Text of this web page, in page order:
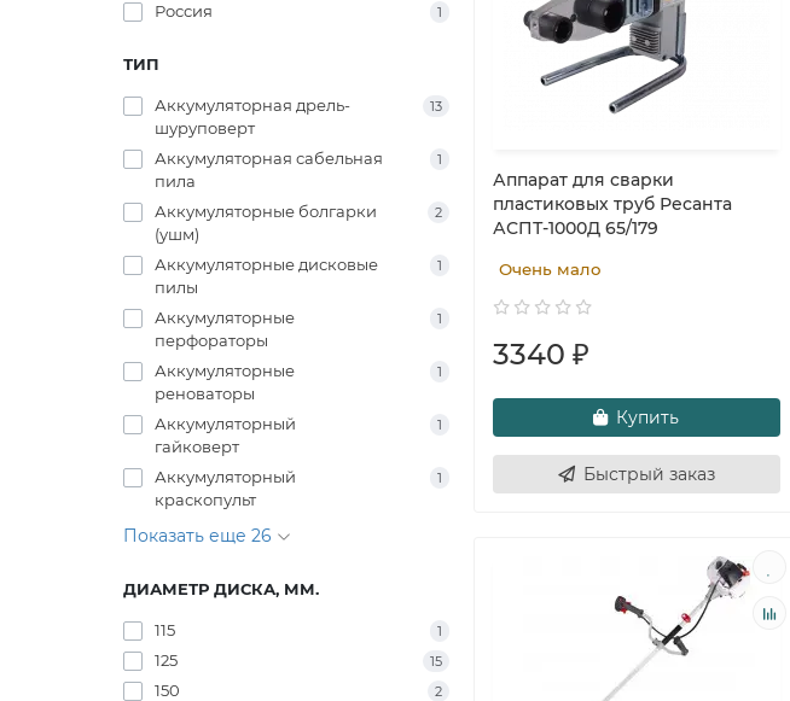
Россия 1
ТИП
Аккумуляторная дрель-
шуруповерт
13
Аккумуляторная сабельная
пила
1
Аккумуляторные болгарки
(ушм)
2
Аккумуляторные дисковые
пилы
1
Аккумуляторные
перфораторы
1
Аккумуляторные
реноваторы
1
Аккумуляторный
гайковерт
1
Аккумуляторный
краскопульт
1
Показать еще 26
ДИАМЕТР ДИСКА, ММ.
115 1
125 15
150 2
Аппарат для сварки
пластиковых труб Ресанта
АСПТ-1000Д 65/179
Очень мало
3340 ₽
Купить
Быстрый заказ